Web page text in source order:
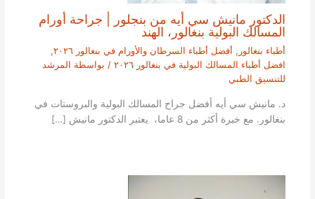
الدكتور مانيش سي أيه من بنجلور | جراحة أورام
المسالك البولية بنغالور، الهند
أطباء بنغالور , أفضل أطباء السرطان والأورام في بنغالور ٢٠٢٦
,
افضل أطباء المسالك البولية في بنغالور ٢٠٢٦
/ بواسطة المرشد
للتنسيق الطبي
د. مانيش سي أيه أفضل جراح المسالك البولية والبروستات في
بنغالور. مع خبرة أكثر من 8 عاما، يعتبر الدكتور مانيش […]